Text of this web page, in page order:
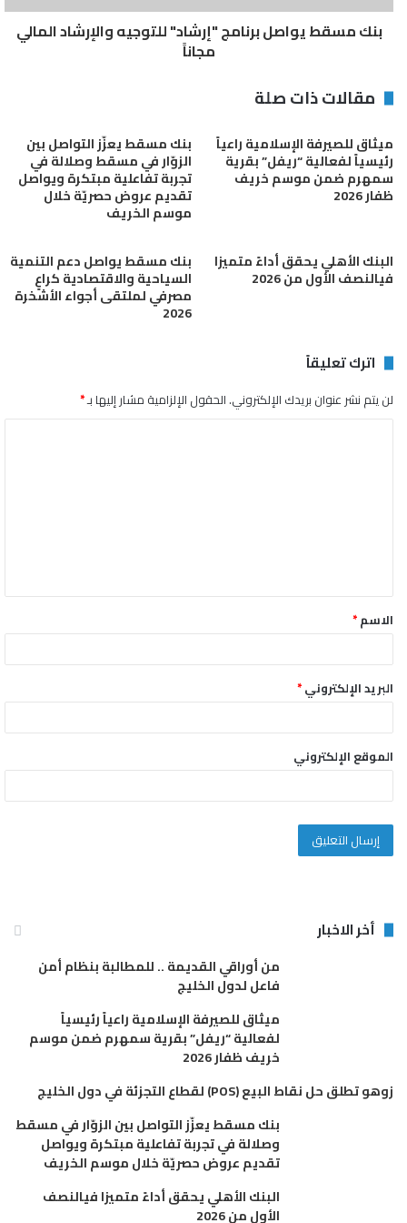
وكان بنك مسقط أطلق برنامج “المزيونة” للادخار لعام 2020 بجوائز مالية
أكبر هذا العام وكذلك ارتفاع أعداد الفائزين مقارنة بالعام الماضي حيث
هذه الجوائز يتضح أن بنك مسقط قام بتخصيص جوائز مالية أكبر بحيث
سيفوز مع برنامج “المزيونة” للادخار هذا العام 6677 فائزاً من كل
محافظات السلطنة بنسبة نمو تبلغ 50% مقارنة بالعام الماضي ليواصل
بذلك برنامج “المزيونة” تحقيق النجاحات والإنجازات في مجال تعزيز
مفهوم الادخار والتوفير بين أفراد المجتمع.
بنك مسقط جوائز مالية سحوبات المزيونة
بنك مسقط يواصل برنامج "إرشاد" للتوجيه والإرشاد المالي
مجاناً
مقالات ذات صلة
ميثاق للصيرفة الإسلامية راعياً
رئيسياً لفعالية “ريفل” بقرية
سمهرم ضمن موسم خريف
ظفار 2026
بنك مسقط يعزّز التواصل بين
الزوّار في مسقط وصلالة في
تجربة تفاعلية مبتكرة ويواصل
تقديم عروض حصريّة خلال
موسم الخريف
البنك الأهلي يحقق أداءً متميزا
فيالنصف الأول من 2026
بنك مسقط يواصل دعم التنمية
السياحية والاقتصادية كراعٍ
مصرفي لملتقى أجواء الأشخرة
2026
اترك تعليقاً
لن يتم نشر عنوان بريدك الإلكتروني. الحقول الإلزامية مشار إليها بـ*
ق
*الاسم*
البريد الإلكتروني*
الموقع الإلكتروني
أخر الاخبار
من أوراقي القديمة .. للمطالبة بنظام أمن
فاعل لدول الخليج
ميثاق للصيرفة الإسلامية راعياً رئيسياً
لفعالية “ريفل” بقرية سمهرم ضمن موسم
خريف ظفار 2026
زوهو تطلق حل نقاط البيع (POS) لقطاع التجزئة في دول الخليج
بنك مسقط يعزّز التواصل بين الزوّار في مسقط
وصلالة في تجربة تفاعلية مبتكرة ويواصل
تقديم عروض حصريّة خلال موسم الخريف
البنك الأهلي يحقق أداءً متميزا فيالنصف
الأول من 2026